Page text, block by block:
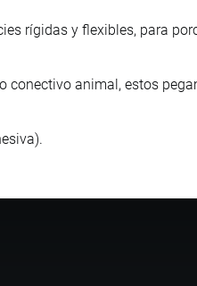
rígidas y flexibles, para
conectivo animal, estos